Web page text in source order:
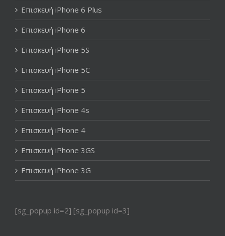
Επισκευή iPhone 6 Plus
Επισκευή iPhone 6
Επισκευή iPhone 5S
Επισκευή iPhone 5C
Επισκευή iPhone 5
Επισκευή iPhone 4s
Επισκευή iPhone 4
Επισκευή iPhone 3GS
Επισκευή iPhone 3G
[sg_popup id=2] [sg_popup id=3]